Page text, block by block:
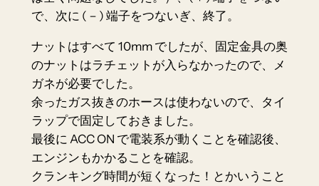
で、次に (－) 端子をつないぎ、終了。
ナットはすべて 10mm でしたが、固定金具の奥
のナットはラチェットが入らなかったので、メ
ガネが必要でした。
余ったガス抜きのホースは使わないので、タイ
ラップで固定しておきました。
最後に ACC ON で電装系が動くことを確認後、
エンジンもかかることを確認。
クランキング時間が短くなった！とかいうこと